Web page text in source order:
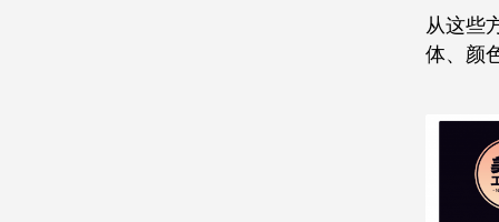
从这些
体、颜